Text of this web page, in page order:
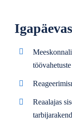
Reaalajas